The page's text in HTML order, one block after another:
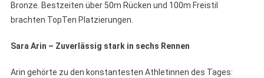
Bronze. Bestzeiten über 50m Rücken und 100m Freistil
brachten TopTen Platzierungen.
Sara Arin – Zuverlässig stark in sechs Rennen
Arin gehörte zu den konstantesten Athletinnen des Tages: